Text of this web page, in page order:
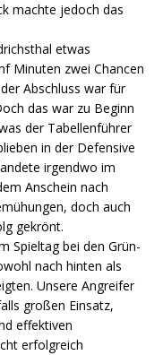
machte jedoch das
etwas
Minuten zwei Chancen
Abschluss war für
das war zu Beginn
der Tabellenführer
in der Defensive
irgendwo im
Anschein nach
doch auch
gekrönt.
Spieltag bei den Grün-
nach hinten als
Unsere Angreifer
großen Einsatz,
effektiven
erfolgreich